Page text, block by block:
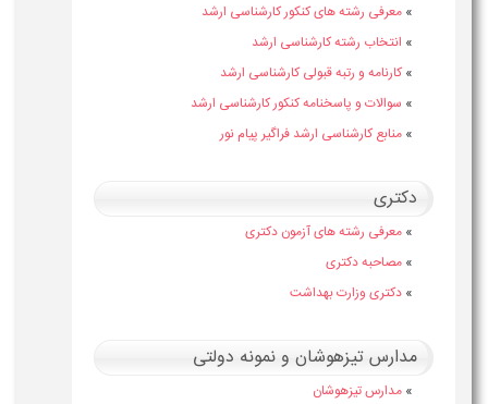
» معرفی رشته های کنکور کارشناسی ارشد
» انتخاب رشته کارشناسی ارشد
» کارنامه و رتبه قبولی کارشناسی ارشد
» سوالات و پاسخنامه کنکور کارشناسی ارشد
» منابع کارشناسی ارشد فراگیر پیام نور
دکتری
» معرفی رشته های آزمون دکتری
» مصاحبه دکتری
» دکتری وزارت بهداشت
مدارس تیزهوشان و نمونه دولتی
» مدارس تیزهوشان